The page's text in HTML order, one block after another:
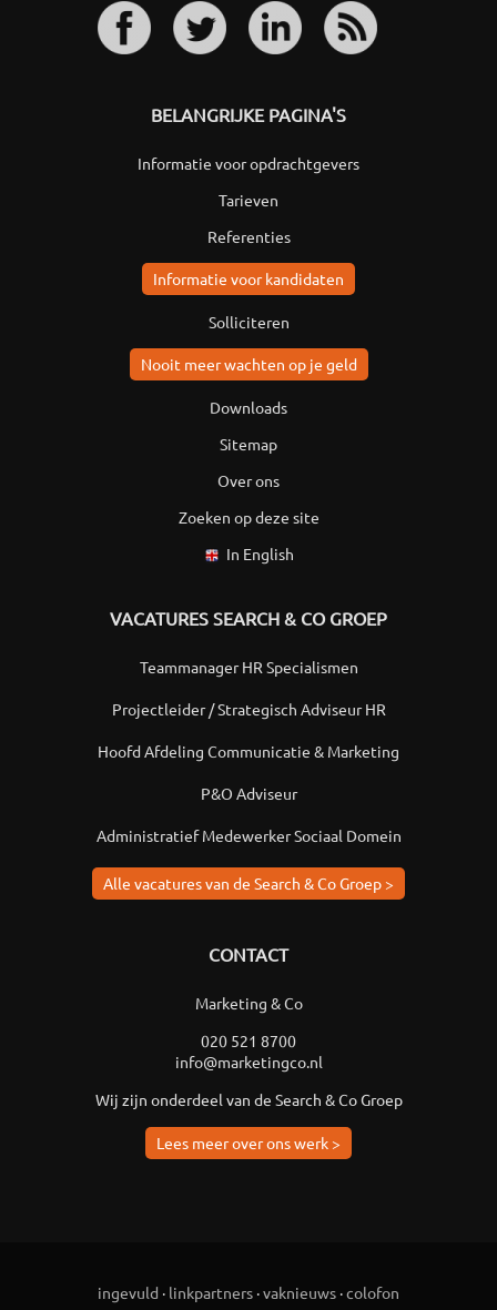
BELANGRIJKE PAGINA'S
Informatie voor opdrachtgevers
Tarieven
Referenties
Informatie voor kandidaten
Solliciteren
Nooit meer wachten op je geld
Downloads
Sitemap
Over ons
Zoeken op deze site
In English
VACATURES SEARCH & CO GROEP
Teammanager HR Specialismen
Projectleider / Strategisch Adviseur HR
Hoofd Afdeling Communicatie & Marketing
P&O Adviseur
Administratief Medewerker Sociaal Domein
Alle vacatures van de Search & Co Groep >
CONTACT
Marketing & Co
020 521 8700
info@marketingco.nl
Wij zijn onderdeel van de Search & Co Groep
Lees meer over ons werk >
ingevuld · linkpartners ·vaknieuws ·colofon